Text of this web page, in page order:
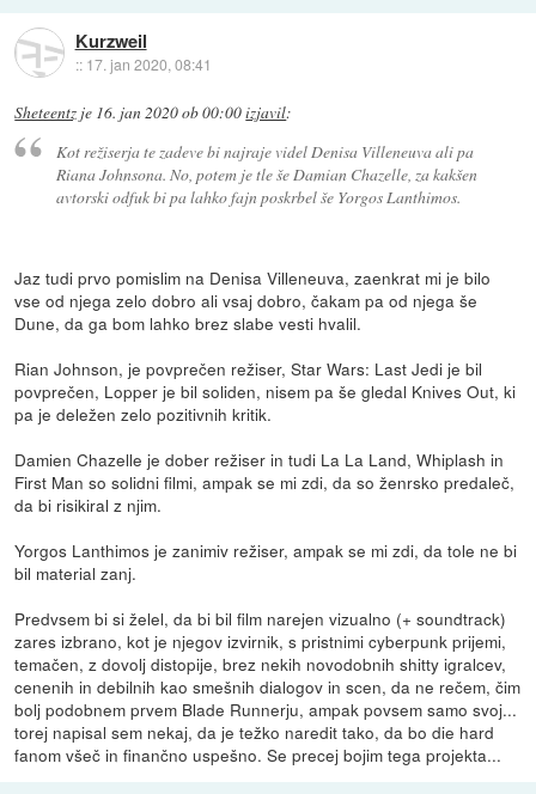
Kurzweil
:: 17. jan 2020, 08:41
Sheteentz je 16. jan 2020 ob 00:00izjavil:
Kot režiserja te zadeve bi najraje videl Denisa Villeneuva ali pa
Riana Johnsona. No, potem je tle še Damian Chazelle, za kakšen
avtorski odfuk bi pa lahko fajn poskrbel še Yorgos Lanthimos.
Jaz tudi prvo pomislim na Denisa Villeneuva, zaenkrat mi je bilo
vse od njega zelo dobro ali vsaj dobro, čakam pa od njega še
Dune, da ga bom lahko brez slabe vesti hvalil.
Rian Johnson, je povprečen režiser, Star Wars: Last Jedi je bil
povprečen, Lopper je bil soliden, nisem pa še gledal Knives Out, ki
pa je deležen zelo pozitivnih kritik.
Damien Chazelle je dober režiser in tudi La La Land, Whiplash in
First Man so solidni filmi, ampak se mi zdi, da so ženrsko predaleč,
da bi risikiral z njim.
Yorgos Lanthimos je zanimiv režiser, ampak se mi zdi, da tole ne bi
bil material zanj.
Predvsem bi si želel, da bi bil film narejen vizualno (+ soundtrack)
zares izbrano, kot je njegov izvirnik, s pristnimi cyberpunk prijemi,
temačen, z dovolj distopije, brez nekih novodobnih shitty igralcev,
cenenih in debilnih kao smešnih dialogov in scen, da ne rečem, čim
bolj podobnem prvem Blade Runnerju, ampak povsem samo svoj...
torej napisal sem nekaj, da je težko naredit tako, da bo die hard
fanom všeč in finančno uspešno. Se precej bojim tega projekta...